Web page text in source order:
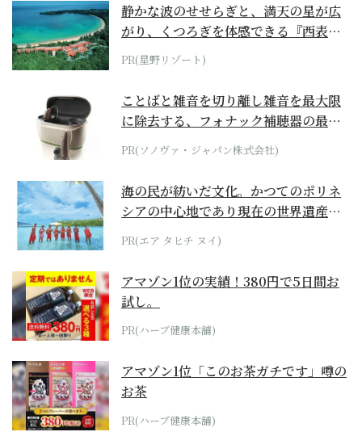
静かな波のせせらぎと、満天の星が広
がり、くつろぎを体感できる『西表島
ホテル by...
PR(星野リゾート)
ことばと雑音を切り離し雑音を最大限
に除去する、フォナック補聴器の最上
位モデル
PR(ソノヴァ・ジャパン株式会社)
海の民が紡いだ文化。かつてのポリネ
シアの中心地であり現在の世界遺産か
らみえてくる...
PR(エア タヒチ ヌイ)
アマゾン1位の実績！380円で5日間お
試し。
PR(ハーブ健康本舗)
アマゾン1位「このお茶ガチです」噂の
お茶
PR(ハーブ健康本舗)